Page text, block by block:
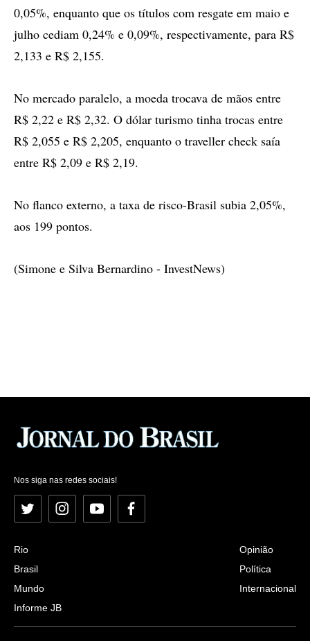
0,05%, enquanto que os títulos com resgate em maio e
julho cediam 0,24% e 0,09%, respectivamente, para R$
2,133 e R$ 2,155.
No mercado paralelo, a moeda trocava de mãos entre
R$ 2,22 e R$ 2,32. O dólar turismo tinha trocas entre
R$ 2,055 e R$ 2,205, enquanto o traveller check saía
entre R$ 2,09 e R$ 2,19.
No flanco externo, a taxa de risco-Brasil subia 2,05%,
aos 199 pontos.
(Simone e Silva Bernardino - InvestNews)
Nos siga nas redes sociais!
Twitter InstagramYouTubeFacebook
Rio
Brasil
Mundo
Informe JB
Opinião
Política
Internacional